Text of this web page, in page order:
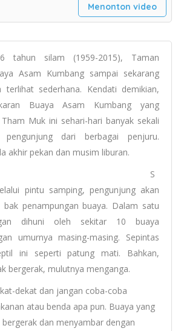
Menonton video
tahun silam (1959-2015), Taman
Asam Kumbang sampai sekarang
terlihat sederhana. Kendati demikian,
Buaya Asam Kumbang yang
Muk ini sehari-hari banyak sekali
pengunjung dari berbagai penjuru.
akhir pekan dan musim liburan.
S
pintu samping, pengunjung akan
bak penampungan buaya. Dalam satu
dihuni oleh sekitar 10 buaya
umurnya masing-masing. Sepintas
ini seperti patung mati. Bahkan,
bergerak, mulutnya menganga.
dekat dan jangan coba-coba
atau benda apa pun. Buaya yang
dan menyambar dengan